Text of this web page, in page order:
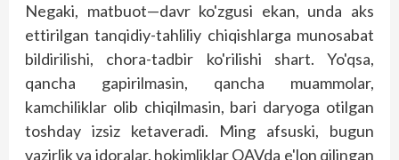
Negaki, matbuot—davr ko'zgusi ekan, unda aks
ettirilgan tanqidiy-tahliliy chiqish­larga munosabat
bildirilishi, chora-tadbir ko'rilishi shart. Yo'qsa,
qancha gapirilmasin, qancha muammolar,
kamchiliklar olib chiqilmasin, bari daryoga otilgan
toshday izsiz ketaveradi. Ming afsuski, bugun
vazirlik va idoralar, hokimliklar OAVda e'lon qilingan